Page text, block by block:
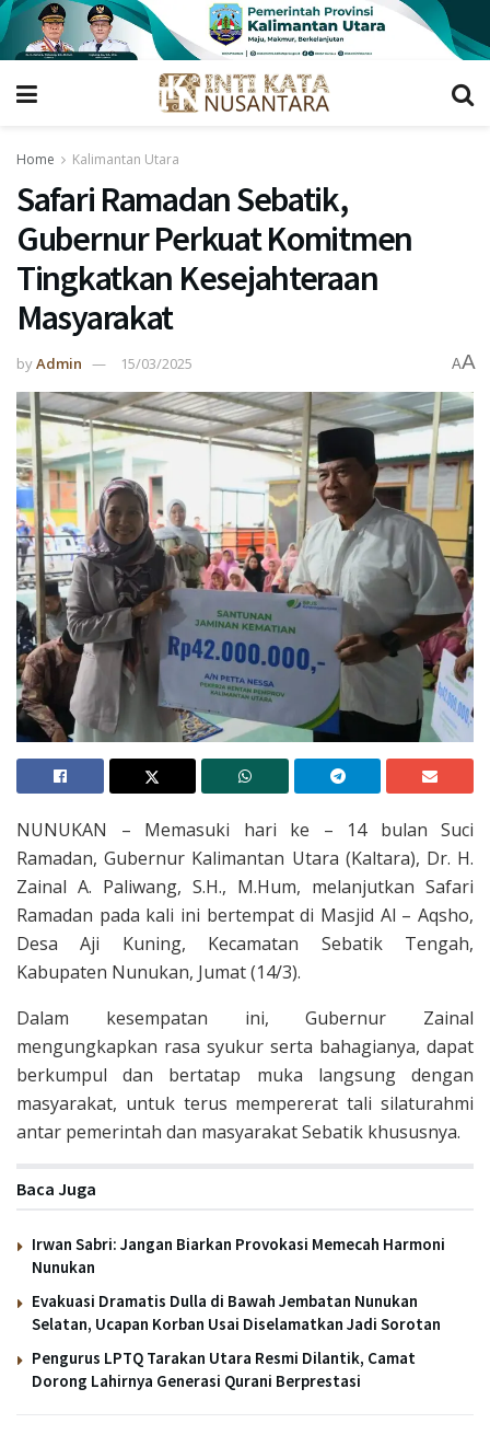
Home Kalimantan Utara
Safari Ramadan Sebatik,
Gubernur Perkuat Komitmen
Tingkatkan Kesejahteraan
Masyarakat
byAdmin 15/03/2025 AA
NUNUKAN – Memasuki hari ke – 14 bulan Suci
Ramadan, Gubernur Kalimantan Utara (Kaltara), Dr. H.
Zainal A. Paliwang, S.H., M.Hum, melanjutkan Safari
Ramadan pada kali ini bertempat di Masjid Al – Aqsho,
Desa Aji Kuning, Kecamatan Sebatik Tengah,
Kabupaten Nunukan, Jumat (14/3).
Dalam kesempatan ini, Gubernur Zainal
mengungkapkan rasa syukur serta bahagianya, dapat
berkumpul dan bertatap muka langsung dengan
masyarakat, untuk terus mempererat tali silaturahmi
antar pemerintah dan masyarakat Sebatik khususnya.
Baca Juga
Irwan Sabri: Jangan Biarkan Provokasi Memecah Harmoni
Nunukan
Evakuasi Dramatis Dulla di Bawah Jembatan Nunukan
Selatan, Ucapan Korban Usai Diselamatkan Jadi Sorotan
Pengurus LPTQ Tarakan Utara Resmi Dilantik, Camat
Dorong Lahirnya Generasi Qurani Berprestasi